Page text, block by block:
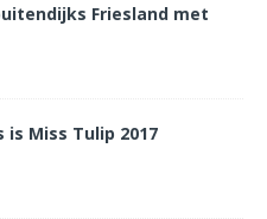
Friesland met
is Miss Tulip 2017